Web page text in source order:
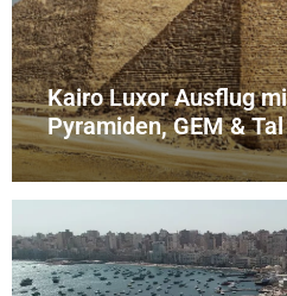
Kairo Luxor Ausflug
Pyramiden, GEM &